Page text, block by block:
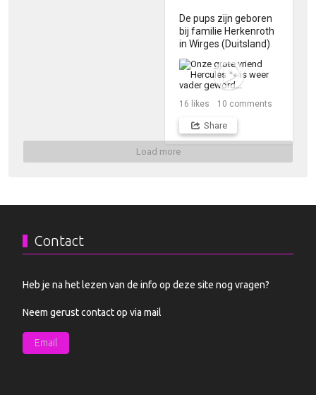
De pups zijn geboren
bij familie Herkenroth
in Wirges (Duitsland)
16 likes 10 comments
Share
Load more
Contact
Heb je na het lezen van de info op deze site nog vragen?
Neem gerust contact op via mail
Email